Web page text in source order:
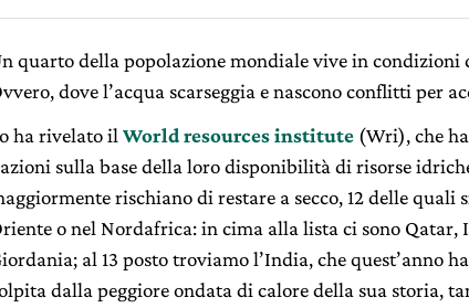
quarto della popolazione mondiale vive in condizioni
dove l’acqua scarseggia e nascono conflitti per
ha rivelato il World resources institute (Wri), che
sulla base della loro disponibilità di risorse
rischiano di restare a secco, 12 delle quali
o nel Nordafrica: in cima alla lista ci sono Qatar,
al 13 posto troviamo l’India, che quest’anno
dalla peggiore ondata di calore della sua storia,